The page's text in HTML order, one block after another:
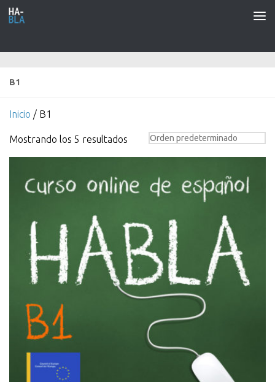
Saltar al contenido
B1
Inicio / B1
Mostrando los 5 resultados